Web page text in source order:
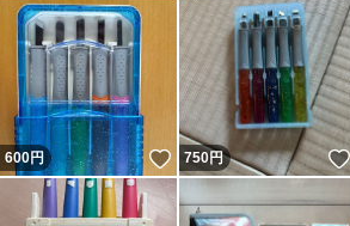
600円 いいね！
750円